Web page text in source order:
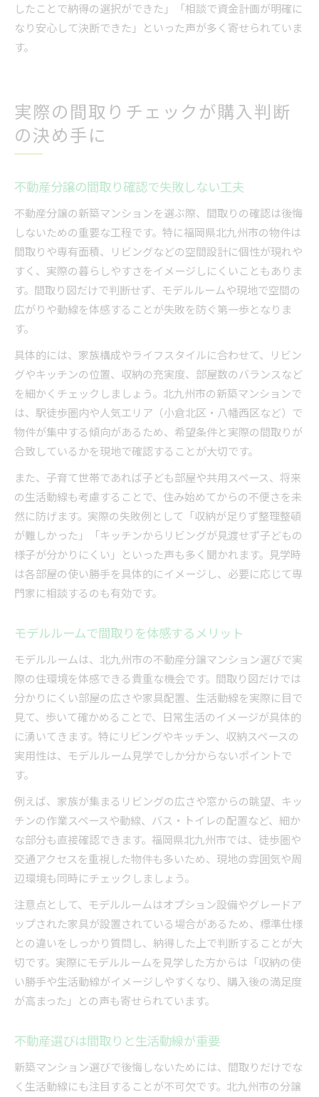
したことで納得の選択ができた」「相談で資金計画が明確に
なり安心して決断できた」といった声が多く寄せられていま
す。
実際の間取りチェックが購入判断
の決め手に
不動産分譲の間取り確認で失敗しない工夫
不動産分譲の新築マンションを選ぶ際、間取りの確認は後悔
しないための重要な工程です。特に福岡県北九州市の物件は
間取りや専有面積、リビングなどの空間設計に個性が現れや
すく、実際の暮らしやすさをイメージしにくいこともありま
す。間取り図だけで判断せず、モデルルームや現地で空間の
広がりや動線を体感することが失敗を防ぐ第一歩となりま
す。
具体的には、家族構成やライフスタイルに合わせて、リビン
グやキッチンの位置、収納の充実度、部屋数のバランスなど
を細かくチェックしましょう。北九州市の新築マンションで
は、駅徒歩圏内や人気エリア（小倉北区・八幡西区など）で
物件が集中する傾向があるため、希望条件と実際の間取りが
合致しているかを現地で確認することが大切です。
また、子育て世帯であれば子ども部屋や共用スペース、将来
の生活動線も考慮することで、住み始めてからの不便さを未
然に防げます。実際の失敗例として「収納が足りず整理整頓
が難しかった」「キッチンからリビングが見渡せず子どもの
様子が分かりにくい」といった声も多く聞かれます。見学時
は各部屋の使い勝手を具体的にイメージし、必要に応じて専
門家に相談するのも有効です。
モデルルームで間取りを体感するメリット
モデルルームは、北九州市の不動産分譲マンション選びで実
際の住環境を体感できる貴重な機会です。間取り図だけでは
分かりにくい部屋の広さや家具配置、生活動線を実際に目で
見て、歩いて確かめることで、日常生活のイメージが具体的
に湧いてきます。特にリビングやキッチン、収納スペースの
実用性は、モデルルーム見学でしか分からないポイントで
す。
例えば、家族が集まるリビングの広さや窓からの眺望、キッ
チンの作業スペースや動線、バス・トイレの配置など、細か
な部分も直接確認できます。福岡県北九州市では、徒歩圏や
交通アクセスを重視した物件も多いため、現地の雰囲気や周
辺環境も同時にチェックしましょう。
注意点として、モデルルームはオプション設備やグレードア
ップされた家具が設置されている場合があるため、標準仕様
との違いをしっかり質問し、納得した上で判断することが大
切です。実際にモデルルームを見学した方からは「収納の使
い勝手や生活動線がイメージしやすくなり、購入後の満足度
が高まった」との声も寄せられています。
不動産選びは間取りと生活動線が重要
新築マンション選びで後悔しないためには、間取りだけでな
く生活動線にも注目することが不可欠です。北九州市の分譲